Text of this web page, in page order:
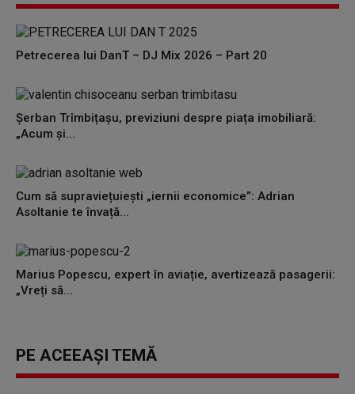
Petrecerea lui DanT – DJ Mix 2026 – Part 20
Șerban Trîmbițașu, previziuni despre piața imobiliară:
„Acum și...
Cum să supraviețuiești „iernii economice”: Adrian
Asoltanie te învață...
Marius Popescu, expert în aviație, avertizează pasagerii:
„Vreți să...
PE ACEEAȘI TEMĂ